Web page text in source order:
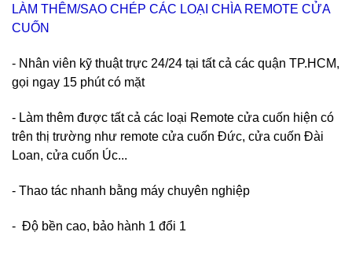
LÀM THÊM/SAO CHÉP CÁC LOẠI CHÌA REMOTE CỬA
CUỐN
- Nhân viên kỹ thuật trực 24/24 tại tất cả các quận TP.HCM,
gọi ngay 15 phút có mặt
- Làm thêm được tất cả các loại Remote cửa cuốn hiện có
trên thị trường như remote cửa cuốn Đức, cửa cuốn Đài
Loan, cửa cuốn Úc...
- Thao tác nhanh bằng máy chuyên nghiệp
- Độ bền cao, bảo hành 1 đổi 1